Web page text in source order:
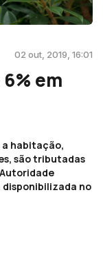
02 out, 2019, 16:01
em
a habitação,
são tributadas
no